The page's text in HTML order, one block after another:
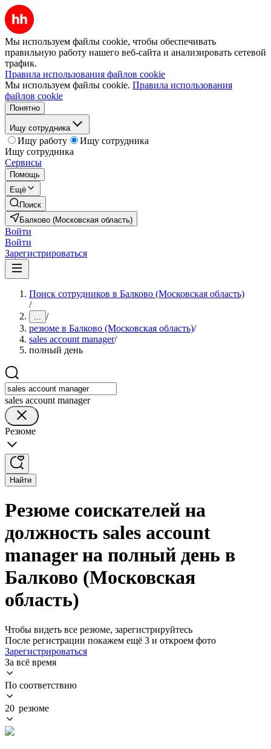
Мы используем файлы cookie, чтобы обеспечивать
правильную работу нашего веб-сайта и анализировать сетевой
трафик.
Правила использования файлов cookie
Мы используем файлы cookie. Правила использования
файлов cookie
Понятно
Ищу сотрудника
Ищу работу
Ищу сотрудника
Ищу сотрудника
Сервисы
Помощь
Ещё
Поиск
Балково (Московская область)
Войти
Войти
Зарегистрироваться
Поиск сотрудников в Балково (Московская область)
/
... /
резюме в Балково (Московская область)/
sales account manager/
полный день
sales account manager
Резюме
Найти
Резюме соискателей на
должность sales account
manager на полный день в
Балково (Московская
область)
Чтобы видеть все резюме, зарегистрируйтесь
После регистрации покажем ещё 3 и откроем фото
Зарегистрироваться
За всё время
По соответствию
20 резюме